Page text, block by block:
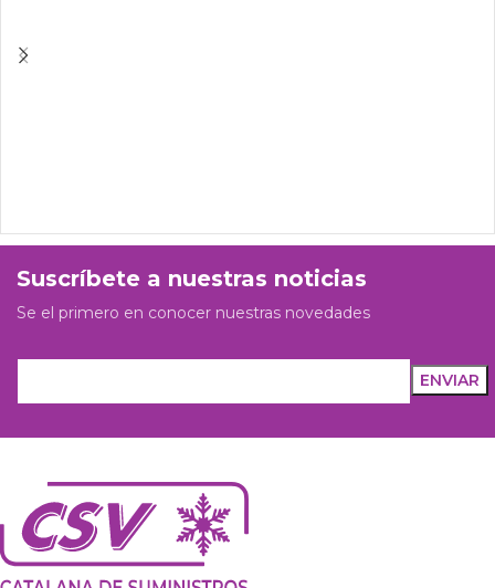
Suscríbete a nuestras noticias
Se el primero en conocer nuestras novedades